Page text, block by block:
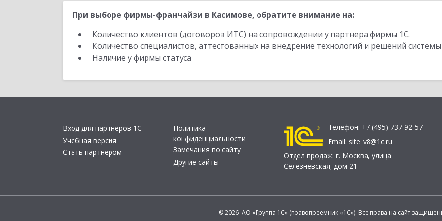
При выборе фирмы-франчайзи в Касимове, обратите внимание на:
Количество клиентов (договоров ИТС) на сопровождении у партнера фирмы 1С.
Количество специалистов, аттестованных на внедрение технологий и решений
Наличие у фирмы статуса
Вход для партнеров 1С
Учебная версия
Стать партнером
Политика
конфиденциальности
Замечания по сайту
Другие сайты
Телефон: +7 (495) 737-92-57
Email: site_v8@1c.ru
Отдел продаж: г. Москва, улица
Селезнёвская, дом 21
© 2026 АО «Группа 1С» (правопреемник «1С»). Все права на сайт